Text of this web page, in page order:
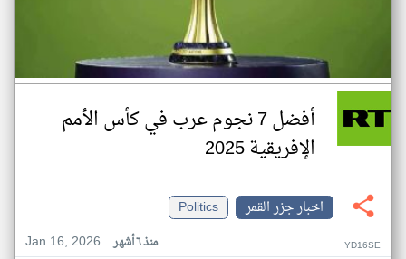
أفضل 7 نجوم عرب في كأس الأمم
الإفريقية 2025
اخبار جزر القمر
Politics
Jan 16, 2026
منذ ٦ أشهر YD16SE